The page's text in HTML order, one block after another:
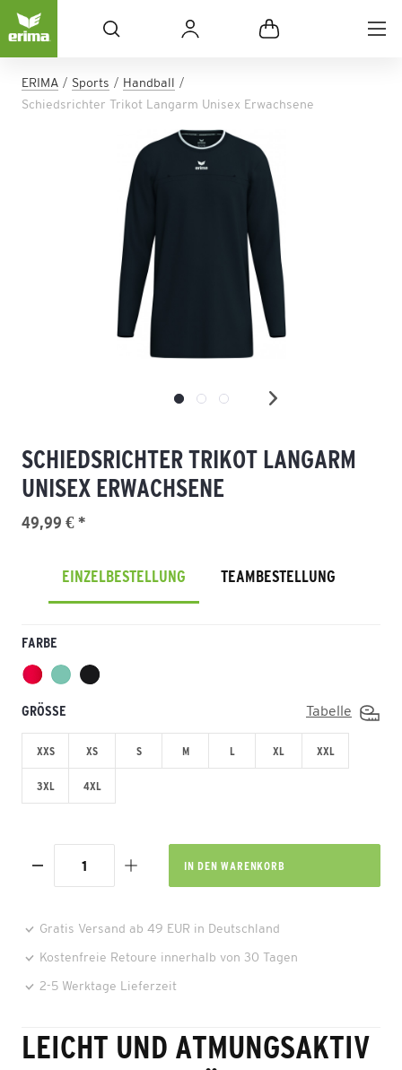
ERIMA Sports
Handball
Schiedsrichter Trikot Langarm Unisex Erwachsene
SCHIEDSRICHTER TRIKOT LANGARM
UNISEX ERWACHSENE
49,99 € *
EINZELBESTELLUNG TEAMBESTELLUNG
FARBE
GRÖSSE Tabelle
XXS XS S M L XL XXL
3XL 4XL
IN DEN WARENKORB
Gratis Versand ab 49 EUR in Deutschland
Kostenfreie Retoure innerhalb von 30 Tagen
2-5 Werktage Lieferzeit
LEICHT UND ATMUNGSAKTIV